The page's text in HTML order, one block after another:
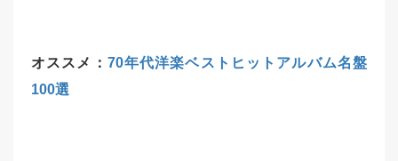
オススメ： 70年代洋楽ベストヒットアルバム名盤
100選